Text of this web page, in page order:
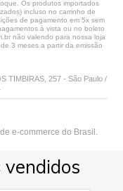
Os produtos importados
incluso no carrinho de
de pagamento em 5x sem
à vista ou no boleto
não valendo para nossa loja
3 meses a partir da emissão
TIMBIRAS, 257 - São Paulo /
e-commerce do Brasil.